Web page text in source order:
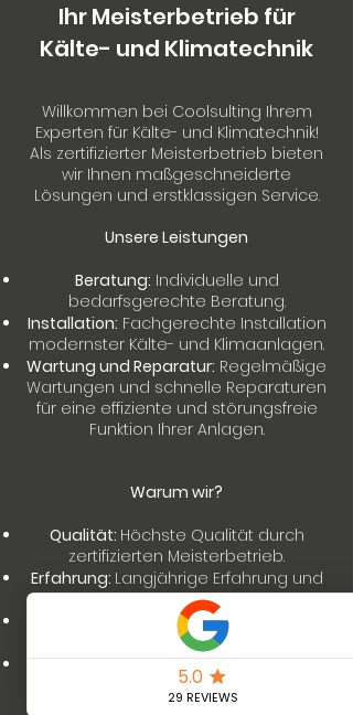
Ihr Meisterbetrieb für
Kälte- und Klimatechnik
Willkommen bei Coolsulting Ihrem
Experten für Kälte- und Klimatechnik!
Als zertifizierter Meisterbetrieb bieten
wir Ihnen maßgeschneiderte
Lösungen und erstklassigen Service.
Unsere Leistungen
Beratung: Individuelle und
bedarfsgerechte Beratung.
Installation: Fachgerechte Installation
modernster Kälte- und Klimaanlagen.
Wartung und Reparatur: Regelmäßige
Wartungen und schnelle Reparaturen
für eine effiziente und störungsfreie
Funktion Ihrer Anlagen.
Warum wir?
Qualität: Höchste Qualität durch
zertifizierten Meisterbetrieb.
Erfahrung: Langjährige Erfahrung und
Fachkompetenz.
Kundenzufriedenheit:Ihr Vertrauen
und Ihre Zufriedenheit sind unser Ziel.
Umweltfreundlich:Einsatz
umweltfreundlicher und
energieeffizienter Lösungen.